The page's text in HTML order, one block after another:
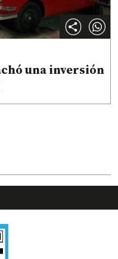
una inversión